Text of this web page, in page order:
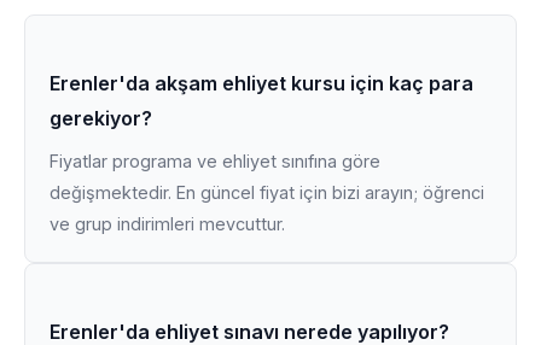
Erenler'da akşam ehliyet kursu için kaç para
gerekiyor?
Fiyatlar programa ve ehliyet sınıfına göre
değişmektedir. En güncel fiyat için bizi arayın; öğrenci
ve grup indirimleri mevcuttur.
Erenler'da ehliyet sınavı nerede yapılıyor?